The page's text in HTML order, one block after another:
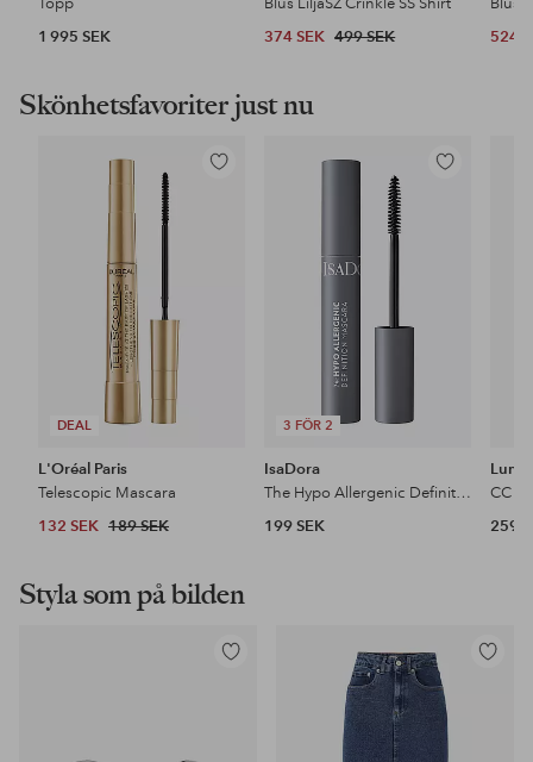
1 995 SEK
374 SEK 499 SEK
524
Skönhetsfavoriter just nu
DEAL
Lägg
L'Oréal Paris
Telescopic Mascara
132 SEK 189 SEK
3 FÖR 2
Lägg
IsaDora
The Hypo Allergenic Definition Mascara
199 SEK
259
Styla som på bilden
Lägg
Lägg